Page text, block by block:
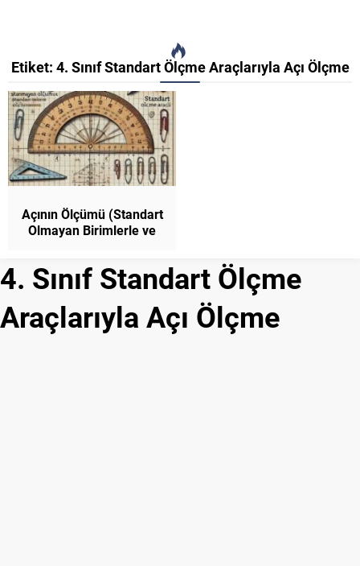
Etiket: 4. Sınıf Standart Ölçme Araçlarıyla Açı Ölçme
Açının Ölçümü (Standart
Olmayan Birimlerle ve
Sınıf Matematik
4. Sınıf Standart Ölçme
Araçlarıyla Açı Ölçme